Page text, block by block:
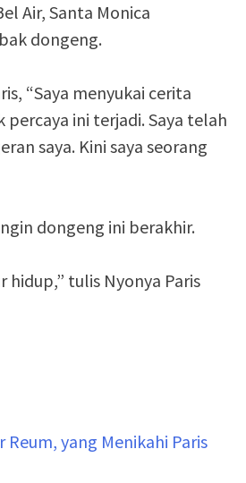
Air, Santa Monica
dongeng.
“Saya menyukai cerita
ini terjadi. Saya telah
saya. Kini saya seorang
dongeng ini berakhir.
hidup,” tulis Nyonya Paris
Reum, yang Menikahi Paris